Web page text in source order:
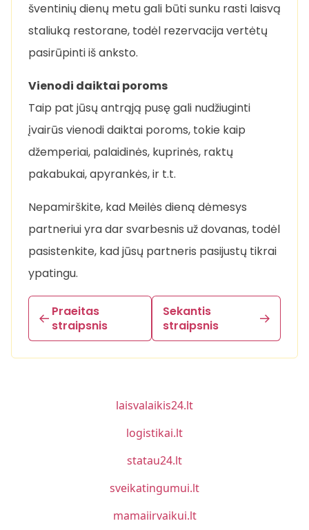
šventinių dienų metu gali būti sunku rasti laisvą
staliuką restorane, todėl rezervacija vertėtų
pasirūpinti iš anksto.
Vienodi daiktai poroms
Taip pat jūsų antrąją pusę gali nudžiuginti
įvairūs vienodi daiktai poroms, tokie kaip
džemperiai, palaidinės, kuprinės, raktų
pakabukai, apyrankės, ir t.t.
Nepamirškite, kad Meilės dieną dėmesys
partneriui yra dar svarbesnis už dovanas, todėl
pasistenkite, kad jūsų partneris pasijustų tikrai
ypatingu.
Praeitas
straipsnis
Sekantis
straipsnis
laisvalaikis24.lt
logistikai.lt
statau24.lt
sveikatingumui.lt
mamaiirvaikui.lt